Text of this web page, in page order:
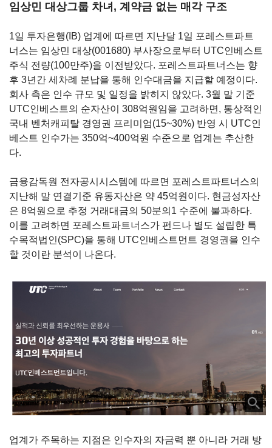
임상민 대상그룹 차녀, 계약금 없는 매각 구조
1일 투자은행(IB) 업계에 따르면 지난달 1일 포레스트파트
너스는 임상민 대상(001680) 부사장으로부터 UTC인베스트
주식 전량(100만주)을 이전받았다. 포레스트파트너스는 향
후 3년간 세차례 분납을 통해 인수대금을 지급할 예정이다.
회사 측은 인수 규모 및 일정을 밝히지 않았다. 3월 말 기준
UTC인베스트의 순자산이 308억원임을 고려하면, 통상적인
국내 벤처캐피탈 경영권 프리미엄(15~30%) 반영 시 UTC인
베스트 인수가는 350억~400억원 수준으로 업계는 추산한
다.
금융감독원 전자공시시스템에 따르면 포레스트파트너스의
지난해 말 연결기준 유동자산은 약 45억원이다. 현금성자산
은 8억원으로 추정 거래대금의 50분의1 수준에 불과하다.
이를 고려하면 포레스트파트너스가 펀드나 별도 설립한 특
수목적법인(SPC)을 통해 UTC인베스트먼트 경영권을 인수
할 것이란 분석이 나온다.
업계가 주목하는 지점은 인수자의 자금력 뿐 아니라 거래 방